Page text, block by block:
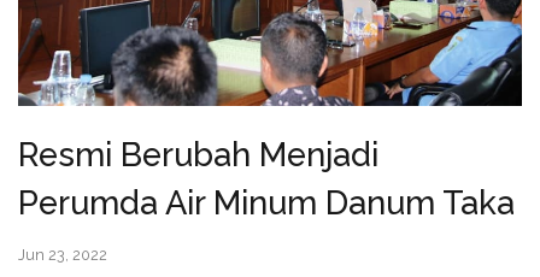
Resmi Berubah Menjadi
Perumda Air Minum Danum Taka
Jun 23, 2022